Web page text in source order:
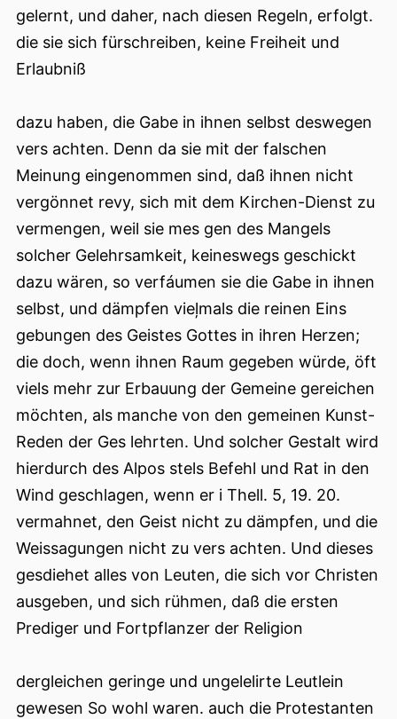
gelernt, und daher, nach diesen Regeln, erfolgt.
die sie sich fürschreiben, keine Freiheit und
Erlaubniß
dazu haben, die Gabe in ihnen selbst deswegen
vers achten. Denn da sie mit der falschen
Meinung eingenommen sind, daß ihnen nicht
vergönnet revy, sich mit dem Kirchen-Dienst zu
vermengen, weil sie mes gen des Mangels
solcher Gelehrsamkeit, keineswegs geschickt
dazu wären, so verfáumen sie die Gabe in ihnen
selbst, und dämpfen vieļmals die reinen Eins
gebungen des Geistes Gottes in ihren Herzen;
die doch, wenn ihnen Raum gegeben würde, öft
viels mehr zur Erbauung der Gemeine gereichen
möchten, als manche von den gemeinen Kunst-
Reden der Ges lehrten. Und solcher Gestalt wird
hierdurch des Alpos stels Befehl und Rat in den
Wind geschlagen, wenn er i Thell. 5, 19. 20.
vermahnet, den Geist nicht zu dämpfen, und die
Weissagungen nicht zu vers achten. Und dieses
gesdiehet alles von Leuten, die sich vor Christen
ausgeben, und sich rühmen, daß die ersten
Prediger und Fortpflanzer der Religion
dergleichen geringe und ungelelirte Leutlein
gewesen So wohl waren. auch die Protestanten